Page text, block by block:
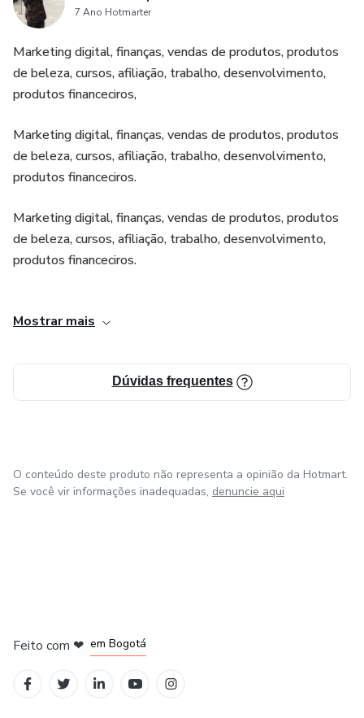
7 Ano Hotmarter
Marketing digital, finanças, vendas de produtos, produtos
de beleza, cursos, afiliação, trabalho, desenvolvimento,
produtos financeciros,
Marketing digital, finanças, vendas de produtos, produtos
de beleza, cursos, afiliação, trabalho, desenvolvimento,
produtos financeciros.
Marketing digital, finanças, vendas de produtos, produtos
de beleza, cursos, afiliação, trabalho, desenvolvimento,
produtos financeciros.
de beleza, cursos, afiliação, trabalho, desenvolvimento,
Mostrar mais
Dúvidas frequentes
O conteúdo deste produto não representa a opinião da Hotmart.
Se você vir informações inadequadas, denuncie aqui
Feito com ❤ em Bogotá